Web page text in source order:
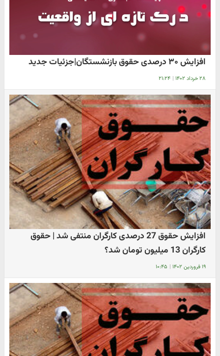
افزایش ۳۰ درصدی حقوق بازنشستگان|جزئیات جدید
۲۸ خرداد ۱۴۰۲ | ۲۱:۲۴
افزایش حقوق 27 درصدی کارگران منتفی شد | حقوق
کارگران 13 میلیون تومان شد؟
۱۹ فروردین ۱۴۰۲ | ۱۰:۴۵